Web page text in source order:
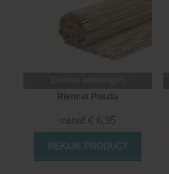
Rietmat Puszta
vanaf € 6,95
BEKIJK PRODUCT